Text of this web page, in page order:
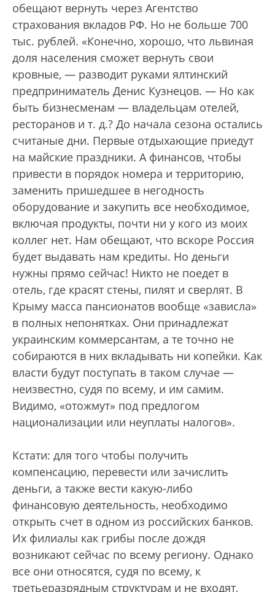
обещают вернуть через Агентство
страхования вкладов РФ. Но не больше 700
тыс. рублей. «Конечно, хорошо, что львиная
доля населения сможет вернуть свои
кровные, — разводит руками ялтинский
предприниматель Денис Кузнецов. — Но как
быть бизнесменам — владельцам отелей,
ресторанов и т. д.? До начала сезона остались
считаные дни. Первые отдыхающие приедут
на майские праздники. А финансов, чтобы
привести в порядок номера и территорию,
заменить пришедшее в негодность
оборудование и закупить все необходимое,
включая продукты, почти ни у кого из моих
коллег нет. Нам обещают, что вскоре Россия
будет выдавать нам кредиты. Но деньги
нужны прямо сейчас! Никто не поедет в
отель, где красят стены, пилят и сверлят. В
Крыму масса пансионатов вообще «зависла»
в полных непонятках. Они принадлежат
украинским коммерсантам, а те точно не
собираются в них вкладывать ни копейки. Как
власти будут поступать в таком случае —
неизвестно, судя по всему, и им самим.
Видимо, «отожмут» под предлогом
национализации или неуплаты налогов».
Кстати: для того чтобы получить
компенсацию, перевести или зачислить
деньги, а также вести какую-либо
финансовую деятельность, необходимо
открыть счет в одном из российских банков.
Их филиалы как грибы после дождя
возникают сейчас по всему региону. Однако
все они относятся, судя по всему, к
третьеразрядным структурам и не входят,